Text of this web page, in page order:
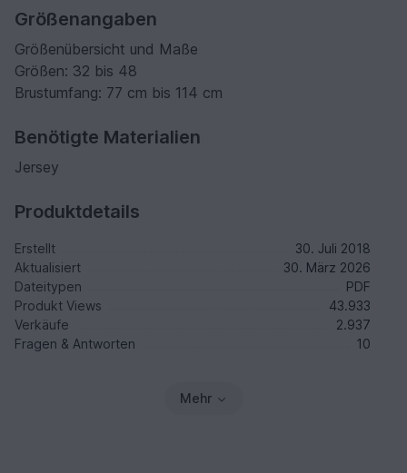
Größenangaben
Größenübersicht und Maße
Größen: 32 bis 48
Brustumfang: 77 cm bis 114 cm
Benötigte Materialien
Jersey
Produktdetails
Erstellt
30. Juli 2018
Aktualisiert
30. März 2026
Dateitypen
PDF
Produkt Views
43.933
Verkäufe
2.937
Fragen & Antworten
10
Mehr